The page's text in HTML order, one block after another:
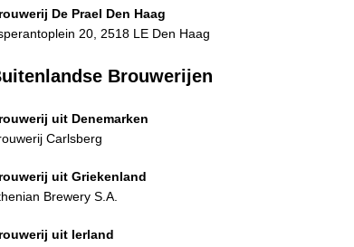
De Prael Den Haag
20, 2518 LE Den Haag
Brouwerijen
uit Denemarken
Carlsberg
uit Griekenland
Brewery S.A.
uit Ierland